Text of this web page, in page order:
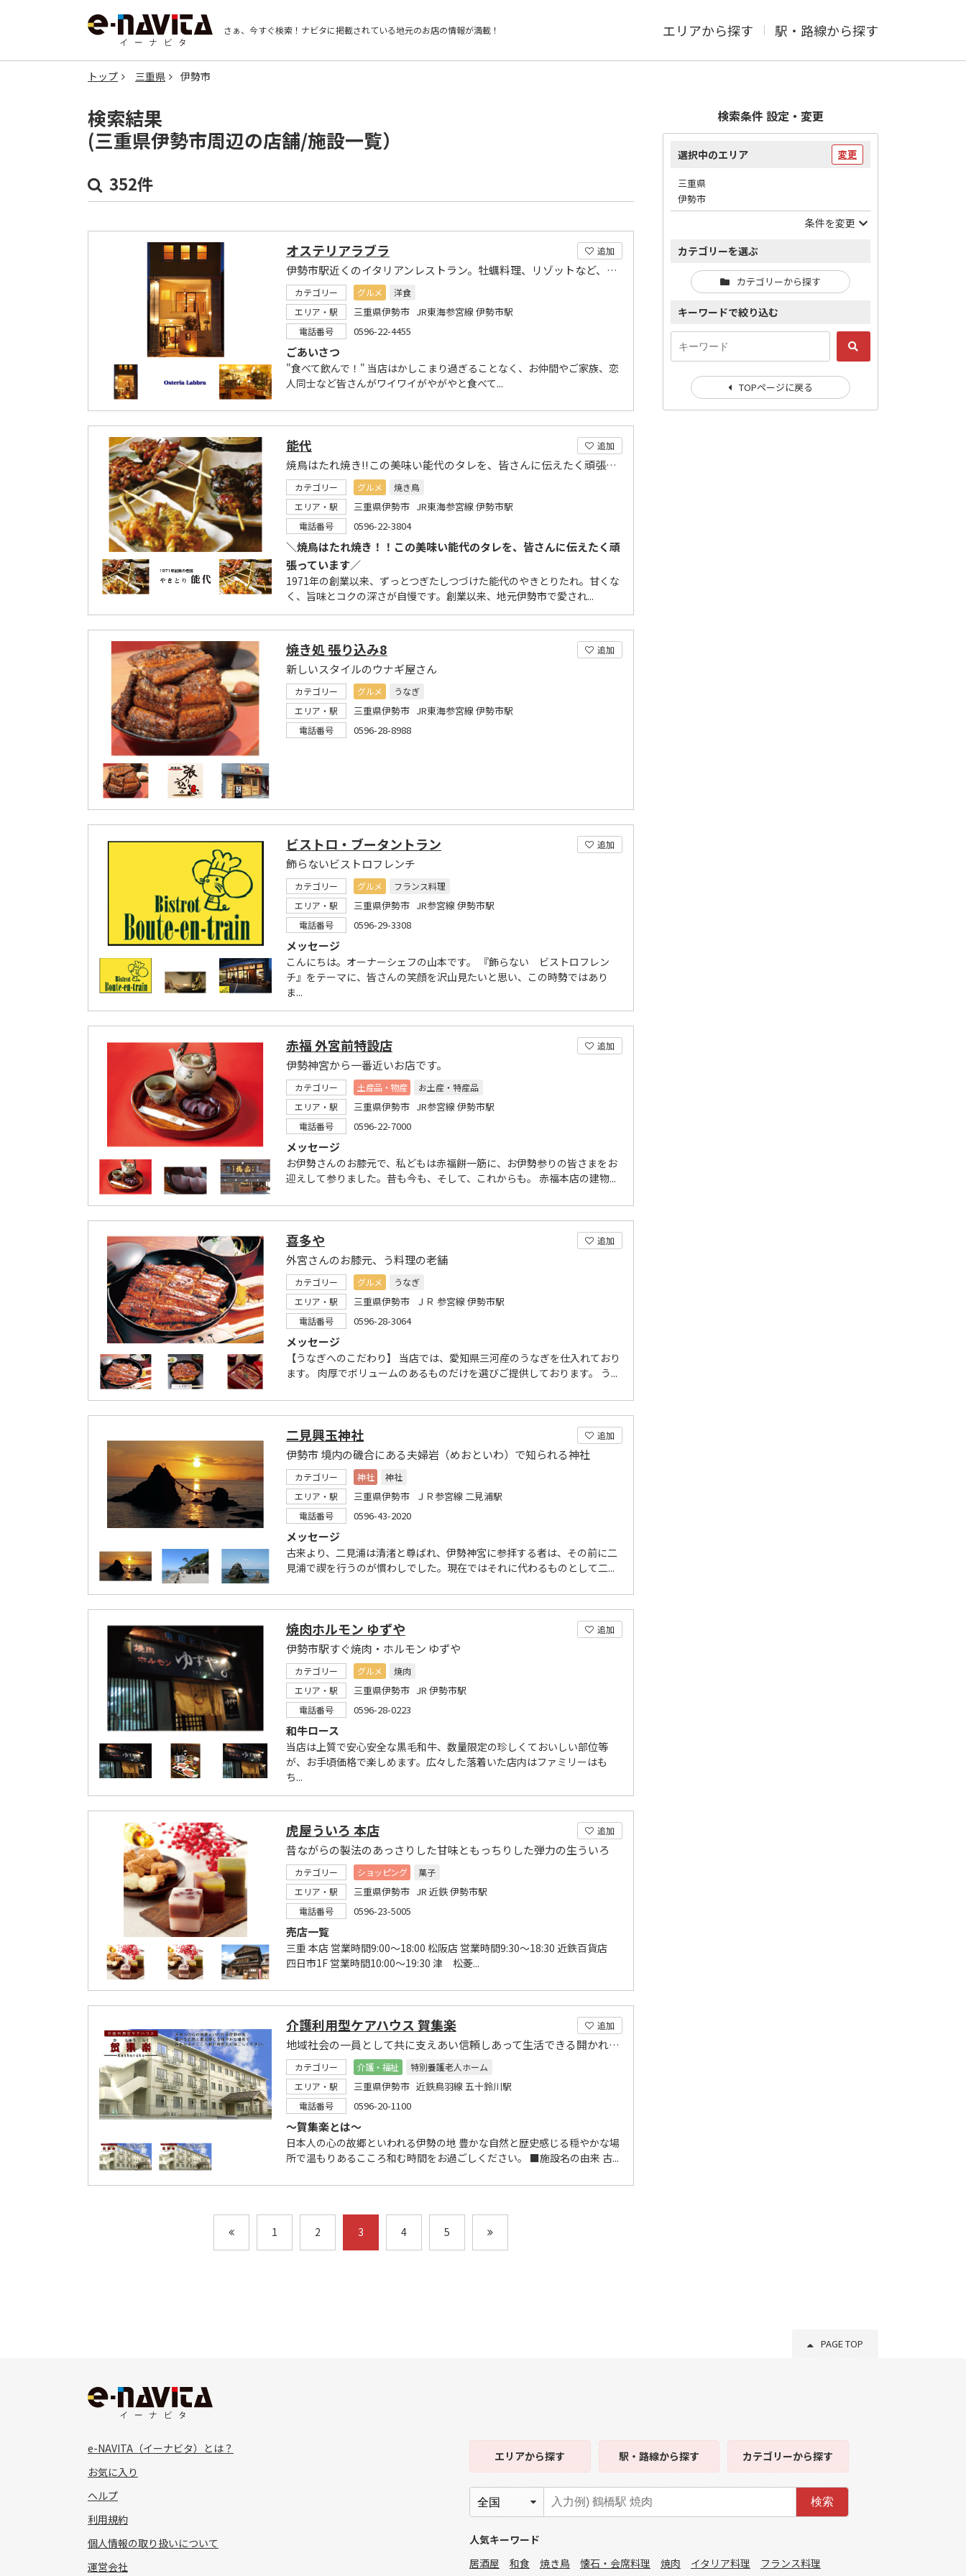
さぁ、今すぐ検索！ ナビタに掲載されている地元のお店の情報が満載！ エリアから探す 駅・路線から探す
トップ 三重県 伊勢市
検索結果
(三重県伊勢市周辺の店舗/施設一覧）
352件
追加
オステリアラブラ
伊勢市駅近くのイタリアンレストラン。牡蠣料理、リゾットなど、どれも美味。
カテゴリー グルメ
洋食
エリア・駅
三重県伊勢市 JR東海参宮線 伊勢市駅
電話番号 0596-22-4455
ごあいさつ
"食べて飲んで！" 当店はかしこまり過ぎることなく、お仲間やご家族、恋
人同士など皆さんがワイワイがやがやと食べて...
追加
能代
焼鳥はたれ焼き!!この美味い能代のタレを、皆さんに伝えたく頑張っています。
カテゴリー グルメ
焼き鳥
エリア・駅
三重県伊勢市 JR東海参宮線 伊勢市駅
電話番号 0596-22-3804
＼焼鳥はたれ焼き！！この美味い能代のタレを、皆さんに伝えたく頑
張っています／
1971年の創業以来、ずっとつぎたしつづけた能代のやきとりたれ。甘くな
く、旨味とコクの深さが自慢です。創業以来、地元伊勢市で愛され...
追加
焼き処 張り込み8
新しいスタイルのウナギ屋さん
カテゴリー グルメ
うなぎ
エリア・駅
三重県伊勢市 JR東海参宮線 伊勢市駅
電話番号 0596-28-8988
追加
ビストロ・ブータントラン
飾らないビストロフレンチ
カテゴリー グルメ
フランス料理
エリア・駅
三重県伊勢市 JR参宮線 伊勢市駅
電話番号 0596-29-3308
メッセージ
こんにちは。オーナーシェフの山本です。 『飾らない ビストロフレン
チ』をテーマに、皆さんの笑顔を沢山見たいと思い、この時勢ではあり
ま...
追加
赤福 外宮前特設店
伊勢神宮から一番近いお店です。
カテゴリー 土産品・物産
お土産・特産品
エリア・駅
三重県伊勢市 JR参宮線 伊勢市駅
電話番号 0596-22-7000
メッセージ
お伊勢さんのお膝元で、私どもは赤福餅一筋に、お伊勢参りの皆さまをお
迎えして参りました。昔も今も、そして、これからも。 赤福本店の建物...
追加
喜多や
外宮さんのお膝元、う料理の老舗
カテゴリー グルメ
うなぎ
エリア・駅
三重県伊勢市 ＪＲ 参宮線 伊勢市駅
電話番号 0596-28-3064
メッセージ
【うなぎへのこだわり】 当店では、愛知県三河産のうなぎを仕入れており
ます。 肉厚でボリュームのあるものだけを選びご提供しております。 う...
追加
二見興玉神社
伊勢市 境内の磯合にある夫婦岩（めおといわ）で知られる神社
カテゴリー 神社
神社
エリア・駅
三重県伊勢市 ＪＲ参宮線 二見浦駅
電話番号 0596-43-2020
メッセージ
古来より、二見浦は清渚と尊ばれ、伊勢神宮に参拝する者は、その前に二
見浦で禊を行うのが慣わしでした。現在ではそれに代わるものとして二...
追加
焼肉ホルモン ゆずや
伊勢市駅すぐ焼肉・ホルモン ゆずや
カテゴリー グルメ
焼肉
エリア・駅
三重県伊勢市 JR 伊勢市駅
電話番号 0596-28-0223
和牛ロース
当店は上質で安心安全な黒毛和牛、数量限定の珍しくておいしい部位等
が、お手頃価格で楽しめます。広々した落着いた店内はファミリーはも
ち...
追加
虎屋ういろ 本店
昔ながらの製法のあっさりした甘味ともっちりした弾力の生ういろ
カテゴリー ショッピング
菓子
エリア・駅
三重県伊勢市 JR 近鉄 伊勢市駅
電話番号 0596-23-5005
売店一覧
三重 本店 営業時間9:00～18:00 松阪店 営業時間9:30～18:30 近鉄百貨店
四日市1F 営業時間10:00～19:30 津 松菱...
追加
介護利用型ケアハウス 賀集楽
地域社会の一員として共に支えあい信頼しあって生活できる開かれた施設づくりを目指しています。
カテゴリー 介護・福祉
特別養護老人ホーム
エリア・駅
三重県伊勢市 近鉄鳥羽線 五十鈴川駅
電話番号 0596-20-1100
～賀集楽とは～
日本人の心の故郷といわれる伊勢の地 豊かな自然と歴史感じる穏やかな場
所で温もりあるこころ和む時間をお過ごしください。 ■施設名の由来 古...
1 2 3 4 5
検索条件 設定・変更
選択中のエリア 変更
三重県
伊勢市
条件を変更
カテゴリーを選ぶ
カテゴリーから探す
キーワードで絞り込む
TOPページに戻る
PAGE TOP
e-NAVITA（イーナビタ）とは？
お気に入り
ヘルプ
利用規約
個人情報の取り扱いについて
運営会社
エリアから探す 駅・路線から探す カテゴリーから探す
検索
人気キーワード
居酒屋
和食 焼き鳥 懐石・会席料理 焼肉 イタリア料理 フランス料理